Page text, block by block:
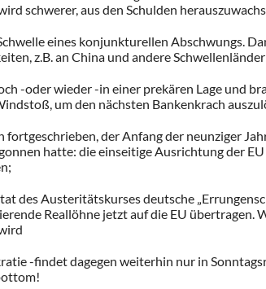
schwerer, aus den Schulden
eines konjunkturellen Abschwungs.
z.B. an China und andere
-oder wieder -in einer prekären Lage und
um den nächsten Bankenkrach
der Anfang der neunziger
hatte: die einseitige Ausrichtung der
des Austeritätskurses deutsche
Reallöhne jetzt auf die EU übertragen.
-findet dagegen weiterhin nur in
!